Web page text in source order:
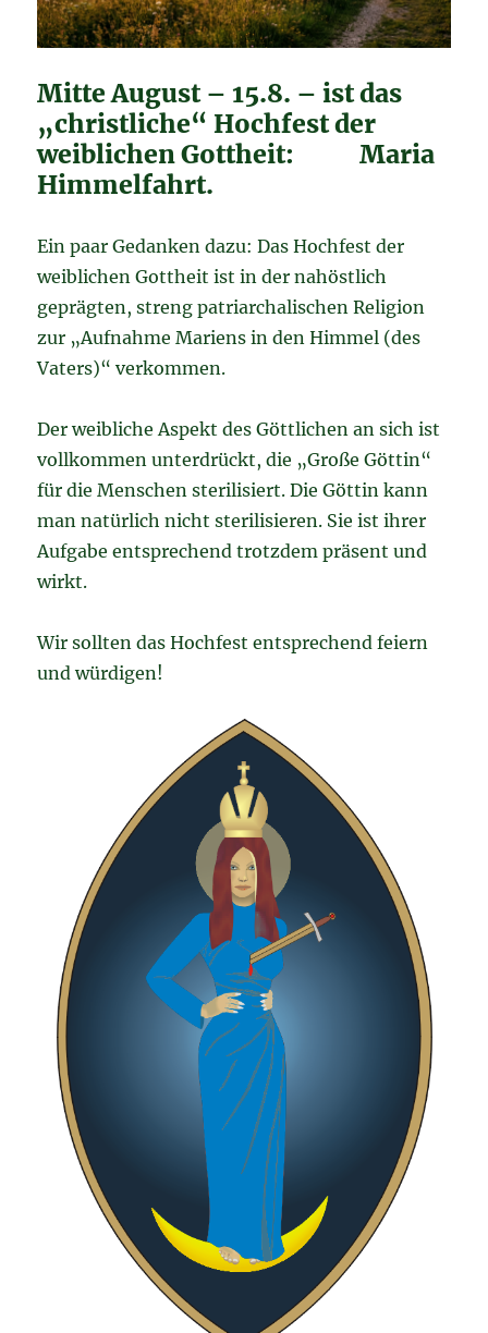
Mitte August – 15.8. – ist das
„christliche“ Hochfest der
weiblichen Gottheit: Maria
Himmelfahrt.
Ein paar Gedanken dazu: Das Hochfest der
weiblichen Gottheit ist in der nahöstlich
geprägten, streng patriarchalischen Religion
zur „Aufnahme Mariens in den Himmel (des
Vaters)“ verkommen.
Der weibliche Aspekt des Göttlichen an sich ist
vollkommen unterdrückt, die „Große Göttin“
für die Menschen sterilisiert. Die Göttin kann
man natürlich nicht sterilisieren. Sie ist ihrer
Aufgabe entsprechend trotzdem präsent und
wirkt.
Wir sollten das Hochfest entsprechend feiern
und würdigen!